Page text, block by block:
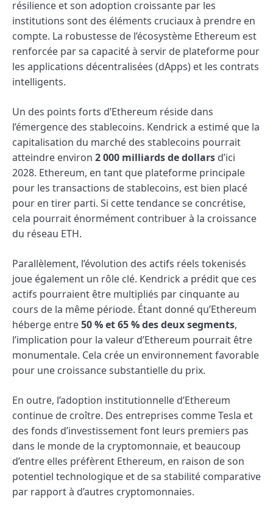
résilience et son adoption croissante par les
institutions sont des éléments cruciaux à prendre en
compte. La robustesse de l’écosystème Ethereum est
renforcée par sa capacité à servir de plateforme pour
les applications décentralisées (dApps) et les contrats
intelligents.
Un des points forts d’Ethereum réside dans
l’émergence des stablecoins. Kendrick a estimé que la
capitalisation du marché des stablecoins pourrait
atteindre environ 2 000 milliards de dollars d’ici
2028. Ethereum, en tant que plateforme principale
pour les transactions de stablecoins, est bien placé
pour en tirer parti. Si cette tendance se concrétise,
cela pourrait énormément contribuer à la croissance
du réseau ETH.
Parallèlement, l’évolution des actifs réels tokenisés
joue également un rôle clé. Kendrick a prédit que ces
actifs pourraient être multipliés par cinquante au
cours de la même période. Étant donné qu’Ethereum
héberge entre50 % et 65 % des deux segments,
l’implication pour la valeur d’Ethereum pourrait être
monumentale. Cela crée un environnement favorable
pour une croissance substantielle du prix.
En outre, l’adoption institutionnelle d’Ethereum
continue de croître. Des entreprises comme Tesla et
des fonds d’investissement font leurs premiers pas
dans le monde de la cryptomonnaie, et beaucoup
d’entre elles préfèrent Ethereum, en raison de son
potentiel technologique et de sa stabilité comparative
par rapport à d’autres cryptomonnaies.